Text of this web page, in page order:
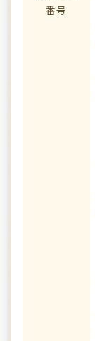
番号